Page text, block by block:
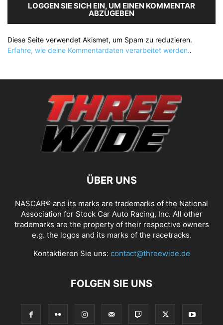
LOGGEN SIE SICH EIN, UM EINEN KOMMENTAR
ABZUGEBEN
Diese Seite verwendet Akismet, um Spam zu reduzieren.
Erfahre, wie deine Kommentardaten verarbeitet werden..
ÜBER UNS
NASCAR® and its marks are trademarks of the National
Association for Stock Car Auto Racing, Inc. All other
trademarks are the property of their respective owners
e.g. the logos and its marks of the racetracks.
Kontaktieren Sie uns: contact@threewide.de
FOLGEN SIE UNS